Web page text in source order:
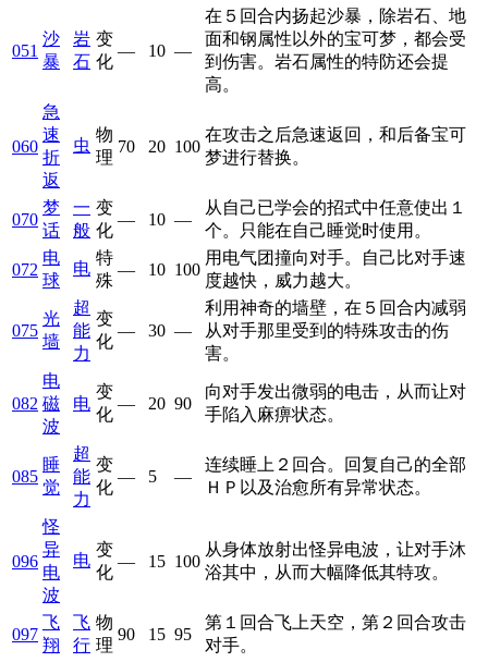
051
沙
暴
岩
石
变
化
— 10 —
在５回合内扬起沙暴，除岩石、地
面和钢属性以外的宝可梦，都会受
到伤害。岩石属性的特防还会提
高。
060
急
速
折
返
虫
物
理
70 20 100
在攻击之后急速返回，和后备宝可
梦进行替换。
070
梦
话
一
般
变
化
— 10 —
从自己已学会的招式中任意使出１
个。只能在自己睡觉时使用。
072
电
球
电
特
殊
— 10 100
用电气团撞向对手。自己比对手速
度越快，威力越大。
075
光
墙
超
能
力
变
化
— 30 —
利用神奇的墙壁，在５回合内减弱
从对手那里受到的特殊攻击的伤
害。
082
电
磁
波
电
变
化
— 20 90
向对手发出微弱的电击，从而让对
手陷入麻痹状态。
085
睡
觉
超
能
力
变
化
— 5 —
连续睡上２回合。回复自己的全部
ＨＰ以及治愈所有异常状态。
096
怪
异
电
波
电
变
化
— 15 100
从身体放射出怪异电波，让对手沐
浴其中，从而大幅降低其特攻。
097
飞
翔
飞
行
物
理
90 15 95
第１回合飞上天空，第２回合攻击
对手。